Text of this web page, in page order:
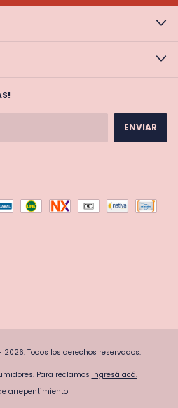
Todos los derechos reservados.
Para reclamos ingresá acá.
arrepentimiento